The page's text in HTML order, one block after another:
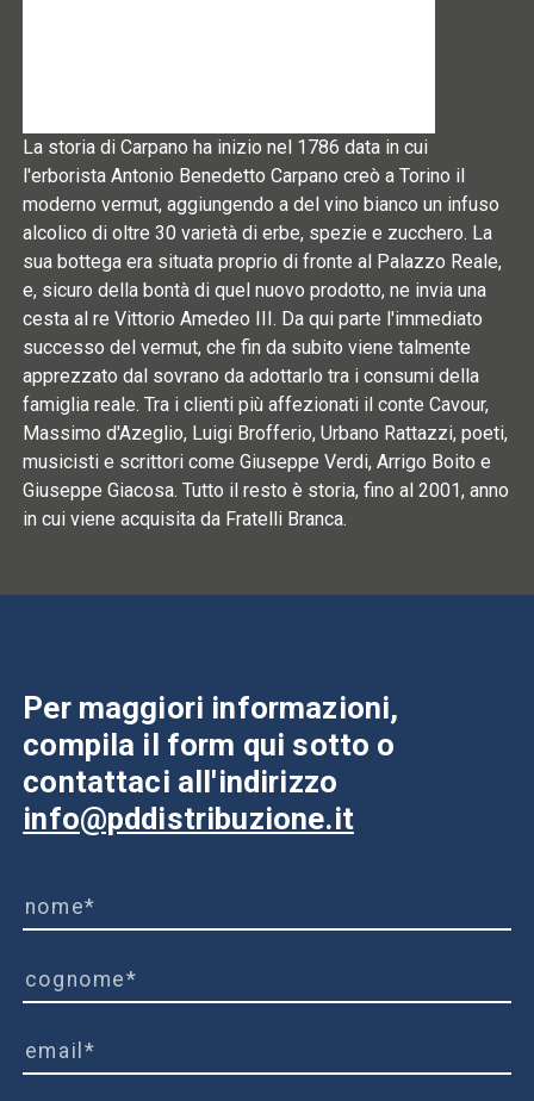
La storia di Carpano ha inizio nel 1786 data in cui
l'erborista Antonio Benedetto Carpano creò a Torino il
moderno vermut, aggiungendo a del vino bianco un infuso
alcolico di oltre 30 varietà di erbe, spezie e zucchero. La
sua bottega era situata proprio di fronte al Palazzo Reale,
e, sicuro della bontà di quel nuovo prodotto, ne invia una
cesta al re Vittorio Amedeo III. Da qui parte l'immediato
successo del vermut, che fin da subito viene talmente
apprezzato dal sovrano da adottarlo tra i consumi della
famiglia reale. Tra i clienti più affezionati il conte Cavour,
Massimo d'Azeglio, Luigi Brofferio, Urbano Rattazzi, poeti,
musicisti e scrittori come Giuseppe Verdi, Arrigo Boito e
Giuseppe Giacosa. Tutto il resto è storia, fino al 2001, anno
in cui viene acquisita da Fratelli Branca.
Per maggiori informazioni,
compila il form qui sotto o
contattaci all'indirizzo
info@pddistribuzione.it